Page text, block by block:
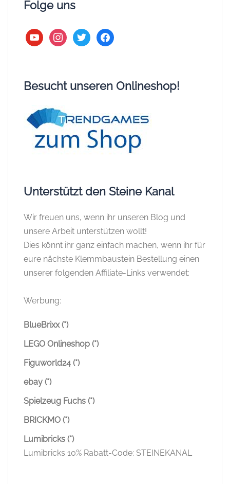
Folge uns
youtubeinstagram
twitter facebook
Besucht unseren Onlineshop!
Unterstützt den Steine Kanal
Wir freuen uns, wenn ihr unseren Blog und
unsere Arbeit unterstützen wollt!
Dies könnt ihr ganz einfach machen, wenn ihr für
eure nächste Klemmbaustein Bestellung einen
unserer folgenden Affiliate-Links verwendet:
Werbung:
BlueBrixx (*)
LEGO Onlineshop (*)
Figuworld24 (*)
ebay (*)
Spielzeug Fuchs (*)
BRICKMO (*)
Lumibricks (*)
Lumibricks 10% Rabatt-Code: STEINEKANAL